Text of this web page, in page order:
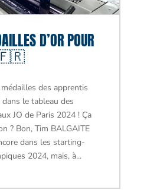
D’OR POUR
🇫🇷
des apprentis
le tableau des
JO de Paris 2024 ! Ça
? Bon, Tim BALGAITE
dans les starting-
2024, mais, à...